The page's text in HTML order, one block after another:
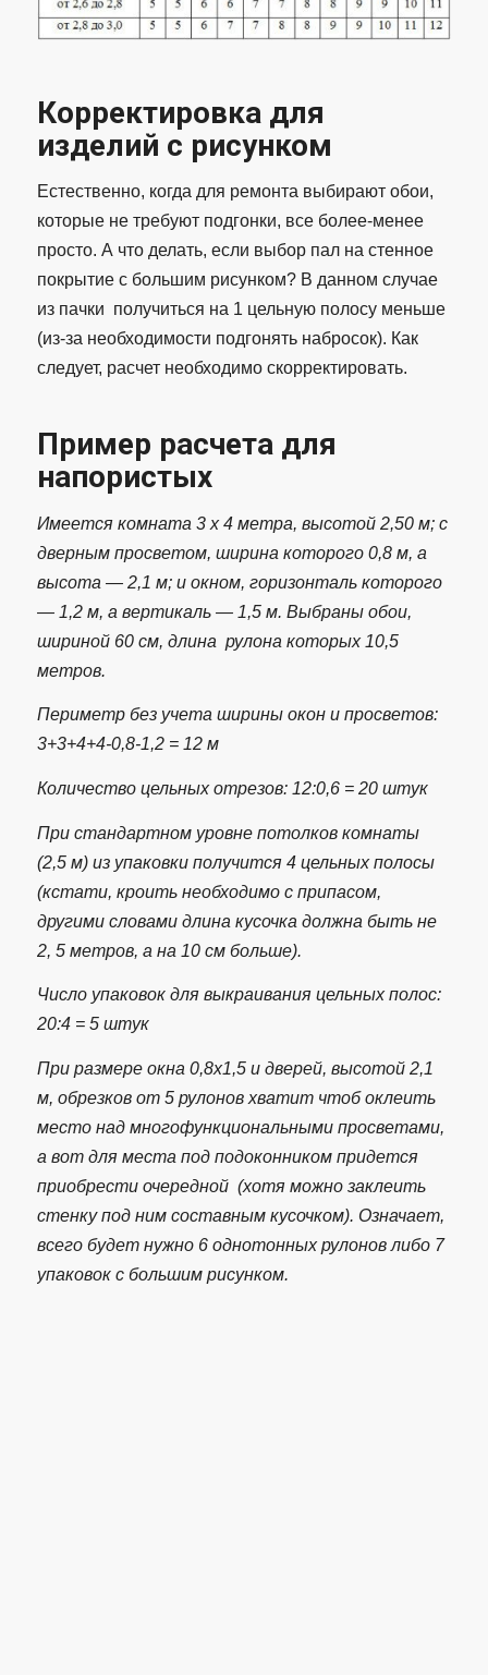
Корректировка для
изделий с рисунком
Естественно, когда для ремонта выбирают обои,
которые не требуют подгонки, все более-менее
просто. А что делать, если выбор пал на стенное
покрытие с большим рисунком? В данном случае
из пачки получиться на 1 цельную полосу меньше
(из-за необходимости подгонять набросок). Как
следует, расчет необходимо скорректировать.
Пример расчета для
напористых
Имеется комната 3 х 4 метра, высотой 2,50 м; с
дверным просветом, ширина которого 0,8 м, а
высота — 2,1 м; и окном, горизонталь которого
— 1,2 м, а вертикаль — 1,5 м. Выбраны обои,
шириной 60 см, длина рулона которых 10,5
метров.
Периметр без учета ширины окон и просветов:
3+3+4+4-0,8-1,2 = 12 м
Количество цельных отрезов: 12:0,6 = 20 штук
При стандартном уровне потолков комнаты
(2,5 м) из упаковки получится 4 цельных полосы
(кстати, кроить необходимо с припасом,
другими словами длина кусочка должна быть не
2, 5 метров, а на 10 см больше).
Число упаковок для выкраивания цельных полос:
20:4 = 5 штук
При размере окна 0,8х1,5 и дверей, высотой 2,1
м, обрезков от 5 рулонов хватит чтоб оклеить
место над многофункциональными просветами,
а вот для места под подоконником придется
приобрести очередной (хотя можно заклеить
стенку под ним составным кусочком). Означает,
всего будет нужно 6 однотонных рулонов либо 7
упаковок с большим рисунком.